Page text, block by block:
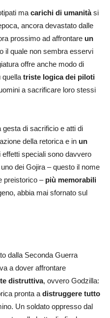
ma carichi di umanitàsi
ancora devastato dalle
prossimo ad affrontare un
il quale non sembra esservi
offre anche modo di
quella triste logica dei piloti
a sacrificare loro stessi
di sacrificio e atti di
della retorica e in un
effetti speciali sono davvero
dei Gojira – questo il nome
preistorico – più memorabili
abbia mai sfornato sul
dalla Seconda Guerra
a dover affrontare
distruttiva, ovvero Godzilla:
pronta a distruggere tutto
Un soldato oppresso dal